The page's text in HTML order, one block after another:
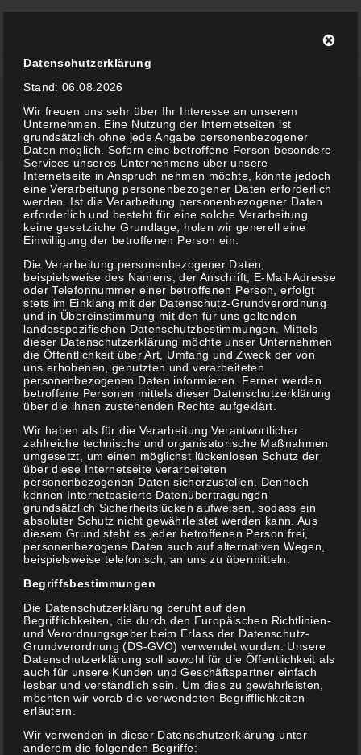
springen
Startseite / 2020
CORONA NEWS
Sehr geehrte Kunden, liebe Mitarbeiter, Bund und
Länder haben sich heute darauf geeinigt, nun auch
alle Friseure zu schließen. Somit haben auch wir
[...]
Suche
nach:
Neueste Kommentare
Archiv
März 2020
September 2018
Datenschutzerklärung
Stand: 06.08.2026
Wir freuen uns sehr über Ihr Interesse an unserem
Unternehmen. Eine Nutzung der Internetseiten ist
grundsätzlich ohne jede Angabe personenbezogener
Daten möglich. Sofern eine betroffene Person besondere
Services unseres Unternehmens über unsere
Internetseite in Anspruch nehmen möchte, könnte jedoch
eine Verarbeitung personenbezogener Daten erforderlich
werden. Ist die Verarbeitung personenbezogener Daten
erforderlich und besteht für eine solche Verarbeitung
keine gesetzliche Grundlage, holen wir generell eine
Einwilligung der betroffenen Person ein.
Die Verarbeitung personenbezogener Daten,
beispielsweise des Namens, der Anschrift, E-Mail-Adresse
oder Telefonnummer einer betroffenen Person, erfolgt
stets im Einklang mit der Datenschutz-Grundverordnung
und in Übereinstimmung mit den für uns geltenden
landesspezifischen Datenschutzbestimmungen. Mittels
dieser Datenschutzerklärung möchte unser Unternehmen
die Öffentlichkeit über Art, Umfang und Zweck der von
uns erhobenen, genutzten und verarbeiteten
personenbezogenen Daten informieren. Ferner werden
betroffene Personen mittels dieser Datenschutzerklärung
über die ihnen zustehenden Rechte aufgeklärt.
Wir haben als für die Verarbeitung Verantwortlicher
zahlreiche technische und organisatorische Maßnahmen
umgesetzt, um einen möglichst lückenlosen Schutz der
über diese Internetseite verarbeiteten
personenbezogenen Daten sicherzustellen. Dennoch
können Internetbasierte Datenübertragungen
grundsätzlich Sicherheitslücken aufweisen, sodass ein
absoluter Schutz nicht gewährleistet werden kann. Aus
diesem Grund steht es jeder betroffenen Person frei,
personenbezogene Daten auch auf alternativen Wegen,
beispielsweise telefonisch, an uns zu übermitteln.
Begriffsbestimmungen
Die Datenschutzerklärung beruht auf den
Begrifflichkeiten, die durch den Europäischen Richtlinien-
und Verordnungsgeber beim Erlass der Datenschutz-
Grundverordnung (DS-GVO) verwendet wurden. Unsere
Datenschutzerklärung soll sowohl für die Öffentlichkeit als
auch für unsere Kunden und Geschäftspartner einfach
lesbar und verständlich sein. Um dies zu gewährleisten,
möchten wir vorab die verwendeten Begrifflichkeiten
erläutern.
Wir verwenden in dieser Datenschutzerklärung unter
anderem die folgenden Begriffe: